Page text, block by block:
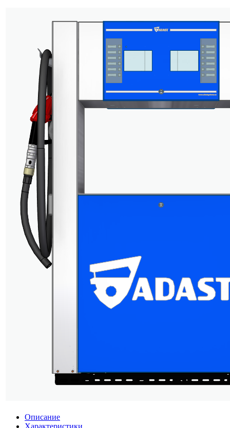
Описание
Характеристики